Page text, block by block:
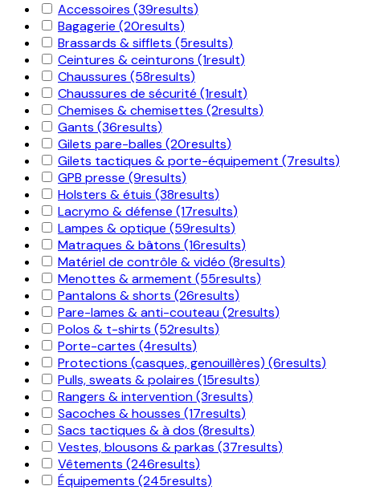
Accessoires (39results)
Bagagerie (20results)
Brassards & sifflets (5results)
Ceintures & ceinturons (1result)
Chaussures (58results)
Chaussures de sécurité (1result)
Chemises & chemisettes (2results)
Gants (36results)
Gilets pare-balles (20results)
Gilets tactiques & porte-équipement (7results)
GPB presse (9results)
Holsters & étuis (38results)
Lacrymo & défense (17results)
Lampes & optique (59results)
Matraques & bâtons (16results)
Matériel de contrôle & vidéo (8results)
Menottes & armement (55results)
Pantalons & shorts (26results)
Pare-lames & anti-couteau(2results)
Polos & t-shirts (52results)
Porte-cartes (4results)
Protections (casques, genouillères) (6results)
Pulls, sweats & polaires (15results)
Rangers & intervention(3results)
Sacoches & housses (17results)
Sacs tactiques & à dos (8results)
Vestes, blousons & parkas (37results)
Vêtements (246results)
Équipements (245results)